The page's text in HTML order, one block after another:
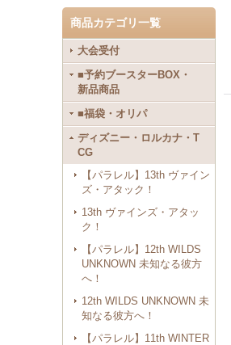
商品カテゴリ一覧
大会受付
■予約ブースターBOX・
新品商品
■福袋・オリパ
ディズニー・ロルカナ・T
CG
【パラレル】13th ヴァイン
ズ・アタック！
13th ヴァインズ・アタッ
ク！
【パラレル】12th WILDS
UNKNOWN 未知なる彼方
へ！
12th WILDS UNKNOWN 未
知なる彼方へ！
【パラレル】11th WINTER